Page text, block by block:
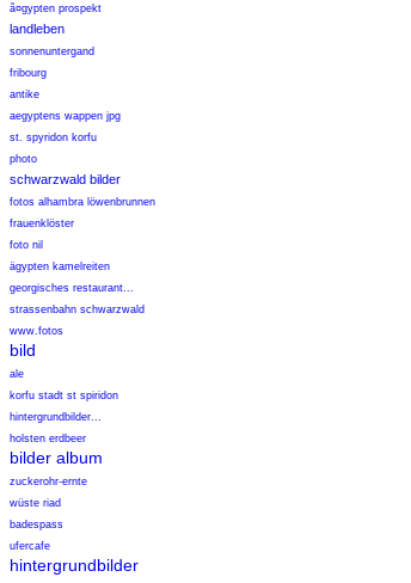
ã¤gypten prospekt
landleben
sonnenuntergand
fribourg
antike
aegyptens wappen jpg
st. spyridon korfu
photo
schwarzwald bilder
fotos alhambra löwenbrunnen
frauenklöster
foto nil
ägypten kamelreiten
georgisches restaurant...
strassenbahn schwarzwald
www.fotos
bild
ale
korfu stadt st spiridon
hintergrundbilder...
holsten erdbeer
bilder album
zuckerohr-ernte
wüste riad
badespass
ufercafe
hintergrundbilder